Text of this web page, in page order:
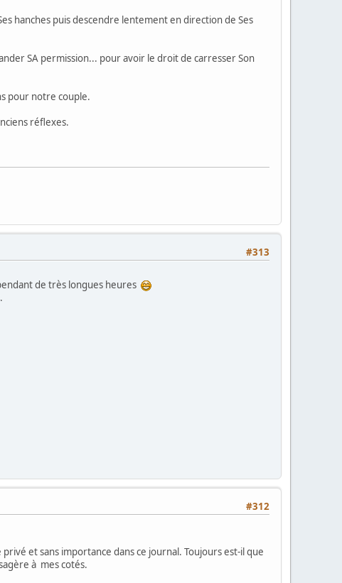
hanches puis descendre lentement en direction de Ses
SA permission... pour avoir le droit de carresser Son
pour notre couple.
réflexes.
#313
de très longues heures
#312
et sans importance dans ce journal. Toujours est-il que
à mes cotés.